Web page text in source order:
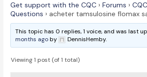
Get support with the CQC › Forums ›
Questions › acheter tamsulosine flomax
This topic has 0 replies, 1 voice, and was last
months agoby DennisHemby.
Viewing 1 post (of 1 total)